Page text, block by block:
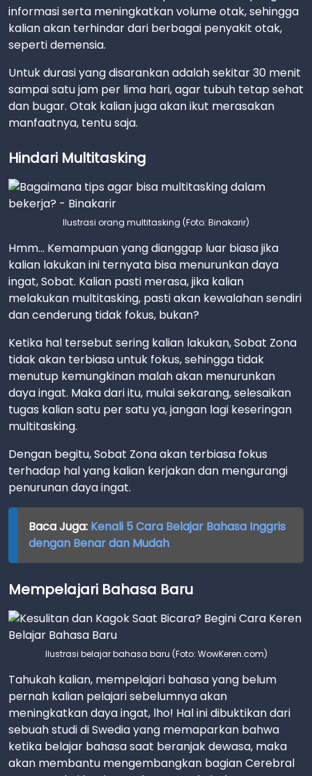
informasi serta meningkatkan volume otak, sehingga
kalian akan terhindar dari berbagai penyakit otak,
seperti demensia.
Untuk durasi yang disarankan adalah sekitar 30 menit
sampai satu jam per lima hari, agar tubuh tetap sehat
dan bugar. Otak kalian juga akan ikut merasakan
manfaatnya, tentu saja.
Hindari Multitasking
Ilustrasi orang multitasking (Foto: Binakarir)
Hmm... Kemampuan yang dianggap luar biasa jika
kalian lakukan ini ternyata bisa menurunkan daya
ingat, Sobat. Kalian pasti merasa, jika kalian
melakukan multitasking, pasti akan kewalahan sendiri
dan cenderung tidak fokus, bukan?
Ketika hal tersebut sering kalian lakukan, Sobat Zona
tidak akan terbiasa untuk fokus, sehingga tidak
menutup kemungkinan malah akan menurunkan
daya ingat. Maka dari itu, mulai sekarang, selesaikan
tugas kalian satu per satu ya, jangan lagi keseringan
multitasking.
Dengan begitu, Sobat Zona akan terbiasa fokus
terhadap hal yang kalian kerjakan dan mengurangi
penurunan daya ingat.
Baca Juga: Kenali 5 Cara Belajar Bahasa Inggris
dengan Benar dan Mudah
Mempelajari Bahasa Baru
Ilustrasi belajar bahasa baru (Foto: WowKeren.com)
Tahukah kalian, mempelajari bahasa yang belum
pernah kalian pelajari sebelumnya akan
meningkatkan daya ingat, lho! Hal ini dibuktikan dari
sebuah studi di Swedia yang memaparkan bahwa
ketika belajar bahasa saat beranjak dewasa, maka
akan membantu mengembangkan bagian Cerebral